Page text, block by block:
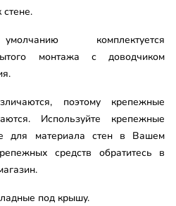
стене.
комплектуется
монтажа с доводчиком
поэтому крепежные
Используйте крепежные
для материала стен в Вашем
средств обратитесь в
под крышу.